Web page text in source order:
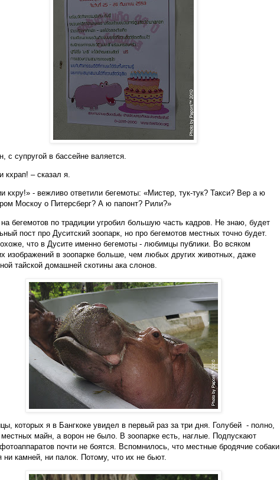
с супругой в бассейне валяется.
кхрап! – сказал я.
кхру!» - вежливо ответили бегемоты: «Мистер, тук-тук? Такси? Вер а ю
Москоу о Питерсберг? А ю папонт? Рили?»
бегемотов по традиции угробил большую часть кадров. Не знаю, будет
пост про Дуситский зоопарк, но про бегемотов местных точно будет.
что в Дусите именно бегемоты - любимцы публики. Во всяком
изображений в зоопарке больше, чем любых других животных, даже
тайской домашней скотины ака слонов.
которых я в Бангкоке увидел в первый раз за три дня. Голубей - полно,
майн, а ворон не было. В зоопарке есть, наглые. Подпускают
почти не боятся. Вспомнилось, что местные бродячие собаки
ни камней, ни палок. Потому, что их не бьют.